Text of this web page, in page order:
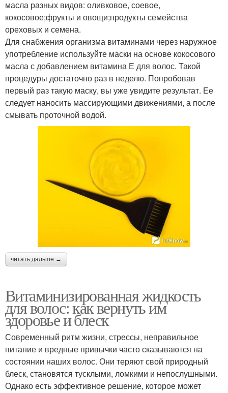
масла разных видов: оливковое, соевое,
кокосовое;фрукты и овощи;продукты семейства
ореховых и семена.
Для снабжения организма витаминами через наружное
употребление используйте маски на основе кокосового
масла с добавлением витамина Е для волос. Такой
процедуры достаточно раз в неделю. Попробовав
первый раз такую маску, вы уже увидите результат. Ее
следует наносить массирующими движениями, а после
смывать проточной водой.
читать дальше →
Витаминизированная жидкость
для волос: как вернуть им
здоровье и блеск
Современный ритм жизни, стрессы, неправильное
питание и вредные привычки часто сказываются на
состоянии наших волос. Они теряют свой природный
блеск, становятся тусклыми, ломкими и непослушными.
Однако есть эффективное решение, которое может